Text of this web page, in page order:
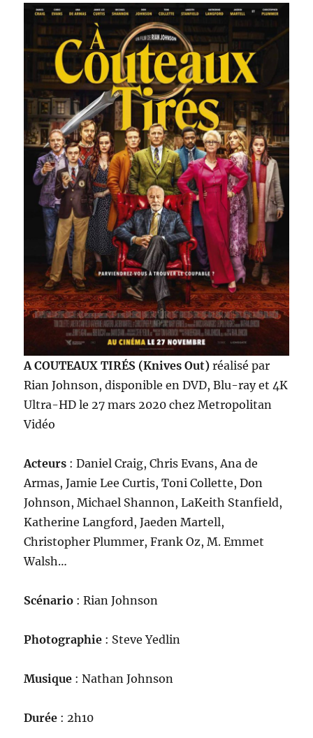
Fiala
&
Veronika
Franz
A COUTEAUX TIRÉS (Knives Out) réalisé par
Rian Johnson, disponible en DVD, Blu-ray et 4K
Ultra-HD le 27 mars 2020 chez Metropolitan
Vidéo
Acteurs : Daniel Craig, Chris Evans, Ana de
Armas, Jamie Lee Curtis, Toni Collette, Don
Johnson, Michael Shannon, LaKeith Stanfield,
Katherine Langford, Jaeden Martell,
Christopher Plummer, Frank Oz, M. Emmet
Walsh…
Scénario : Rian Johnson
Photographie : Steve Yedlin
Musique : Nathan Johnson
Durée : 2h10